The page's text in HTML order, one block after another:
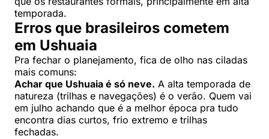
temporada.
Erros que brasileiros cometem
em Ushuaia
Pra fechar o planejamento, fica de olho nas ciladas
mais comuns:
Achar que Ushuaia é só neve. A alta temporada de
natureza (trilhas e navegações) é o verão. Quem vai
em julho achando que é a melhor época pra tudo
encontra dias curtos, frio extremo e trilhas
fechadas.